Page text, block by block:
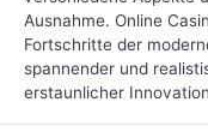
Ausnahme. Online
Fortschritte der
spannender und
erstaunlicher